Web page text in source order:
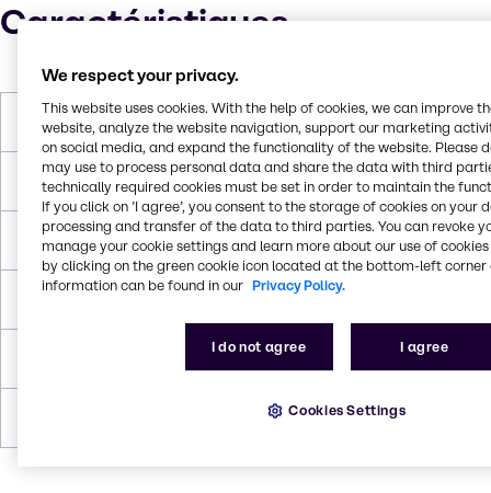
Caractéristiques
Poids molaire 76.1 g/mol
Point de fusion -57.2°C
Point d'ébullition 187.2°C
1.035 g/cc
Visqueux, Liquide (clair), Incolore
We respect your privacy.
This website uses cookies. With the help of cookies, we can improve
website, analyze the website navigation, support our marketing
on social media, and expand the functionality of the website. Please
may use to process personal data and share the data with third
technically required cookies must be set in order to maintain the
If you click on ’I agree’, you consent to the storage of cookies on your
processing and transfer of the data to third parties. You can revoke
manage your cookie settings and learn more about our use of cookies
by clicking on the green cookie icon located at the bottom-left corner
information can be found in our Privacy Policy.
I do not agree I agree
Cookies Settings